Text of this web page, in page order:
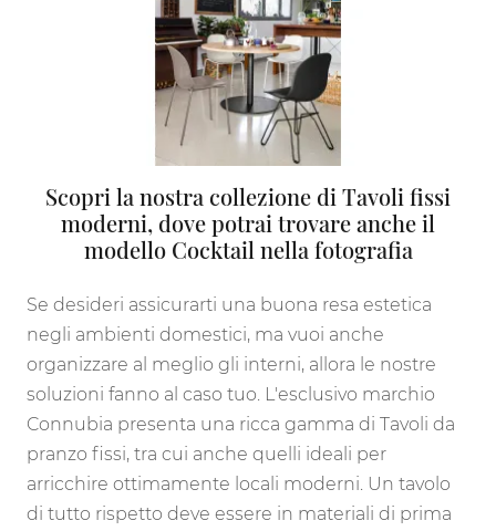
Scopri la nostra collezione di Tavoli fissi
moderni, dove potrai trovare anche il
modello Cocktail nella fotografia
Se desideri assicurarti una buona resa estetica
negli ambienti domestici, ma vuoi anche
organizzare al meglio gli interni, allora le nostre
soluzioni fanno al caso tuo. L'esclusivo marchio
Connubia presenta una ricca gamma di Tavoli da
pranzo fissi, tra cui anche quelli ideali per
arricchire ottimamente locali moderni. Un tavolo
di tutto rispetto deve essere in materiali di prima